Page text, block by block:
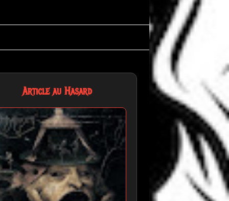
Article au Hasard